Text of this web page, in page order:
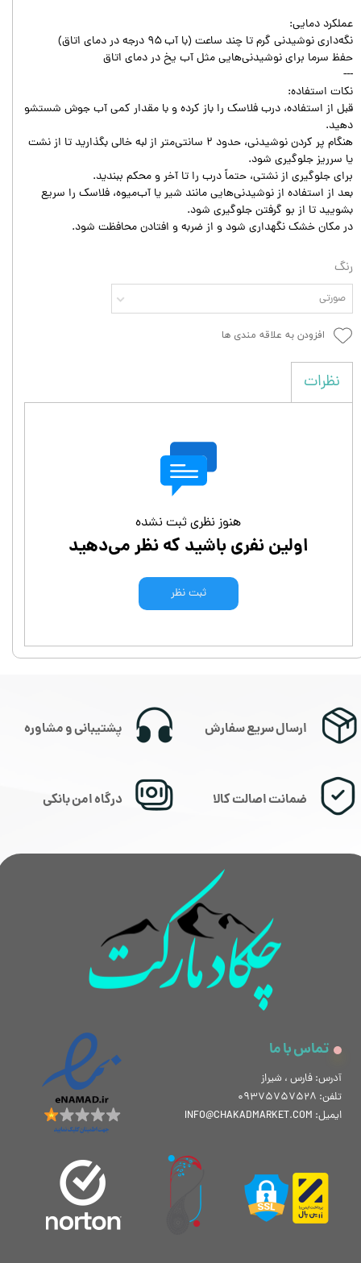
عملکرد دمایی:
نگه‌داری نوشیدنی گرم تا چند ساعت (با آب ۹۵ درجه در دمای اتاق)
حفظ سرما برای نوشیدنی‌هایی مثل آب یخ در دمای اتاق
---
نکات استفاده:
قبل از استفاده، درب فلاسک را باز کرده و با مقدار کمی آب جوش شستشو
دهید.
هنگام پر کردن نوشیدنی، حدود ۲ سانتی‌متر از لبه خالی بگذارید تا از نشت
یا سرریز جلوگیری شود.
برای جلوگیری از نشتی، حتماً درب را تا آخر و محکم ببندید.
بعد از استفاده از نوشیدنی‌هایی مانند شیر یا آب‌میوه، فلاسک را سریع
بشویید تا از بو گرفتن جلوگیری شود.
در مکان خشک نگهداری شود و از ضربه و افتادن محافظت شود.
رنگ
صورتی
افزودن به علاقه مندی ها
نظرات
هنوز نظری ثبت نشده
اولین نفری باشید که نظر می‌دهید
ثبت نظر
تماس با ما
آدرس: فارس ، شیراز
تلفن: 09375757528
ایمیل: INFO@CHAKADMARKET.COM
ارسال سریع سفارش
درگاه امن بانکی
پشتیبانی و مشاوره
ضمانت اصالت کالا